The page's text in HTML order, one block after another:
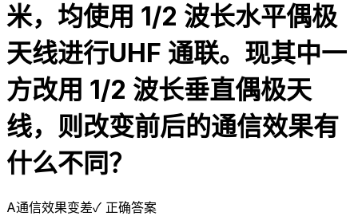
米，均使用 1/2 波长水平偶极
天线进行UHF 通联。现其中一
方改用 1/2 波长垂直偶极天
线，则改变前后的通信效果有
什么不同？
A通信效果变差✓ 正确答案